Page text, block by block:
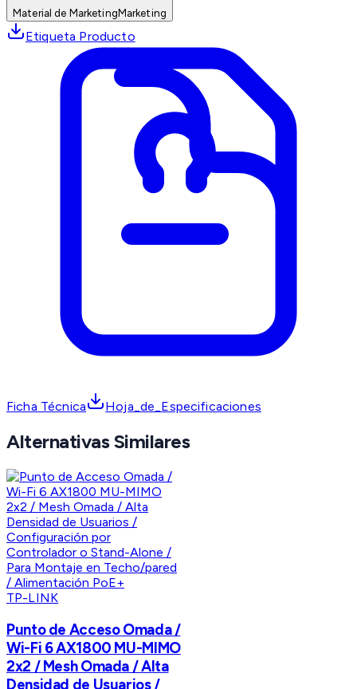
Material de MarketingMarketing
Etiqueta Producto
Ficha Técnica Hoja_de_Especificaciones
Alternativas Similares
TP-LINK
Punto de Acceso Omada /
Wi-Fi 6 AX1800 MU-MIMO
2x2 / Mesh Omada / Alta
Densidad de Usuarios /